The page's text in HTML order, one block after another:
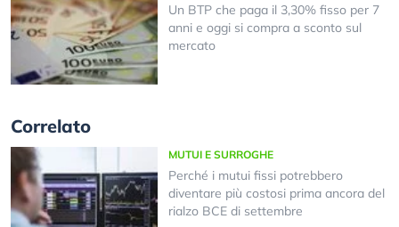
Un BTP che paga il 3,30% fisso per 7
anni e oggi si compra a sconto sul
mercato
Correlato
MUTUI E SURROGHE
Perché i mutui fissi potrebbero
diventare più costosi prima ancora del
rialzo BCE di settembre